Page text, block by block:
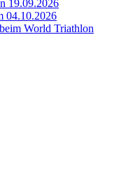
19.09.2026
04.10.2026
World Triathlon